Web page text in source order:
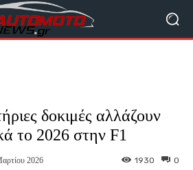
δοκιμές αλλάζουν
το 2026 στην F1
2026 0
1930